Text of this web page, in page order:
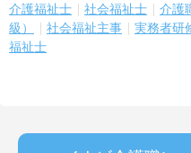
介護福祉士 社会福祉士
介護
級）
社会福祉主事 実務者研
福祉士